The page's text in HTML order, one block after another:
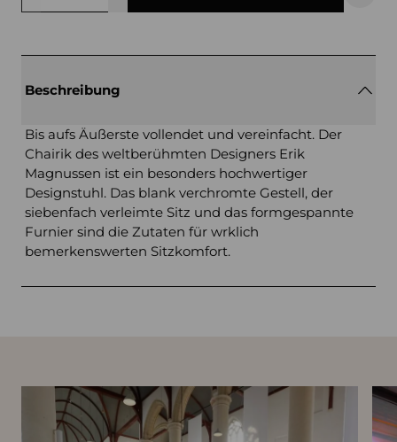
Beschreibung
Bis aufs Äußerste vollendet und vereinfacht. Der
Chairik des weltberühmten Designers Erik
Magnussen ist ein besonders hochwertiger
Designstuhl. Das blank verchromte Gestell, der
siebenfach verleimte Sitz und das formgespannte
Furnier sind die Zutaten für wrklich
bemerkenswerten Sitzkomfort.